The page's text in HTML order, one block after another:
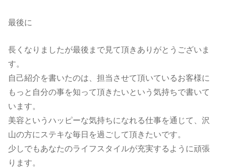
最後に
長くなりましたが最後まで見て頂きありがとうございま
す。
自己紹介を書いたのは、担当させて頂いているお客様に
もっと自分の事を知って頂きたいという気持ちで書いて
います。
美容というハッピーな気持ちになれる仕事を通じて、沢
山の方にステキな毎日を過ごして頂きたいです。
少しでもあなたのライフスタイルが充実するように頑張
ります。